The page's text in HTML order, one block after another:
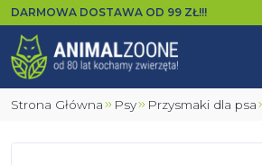
DARMOWA DOSTAWA OD 99 ZŁ!!!
Strona Główna Psy Przysmaki dla psa